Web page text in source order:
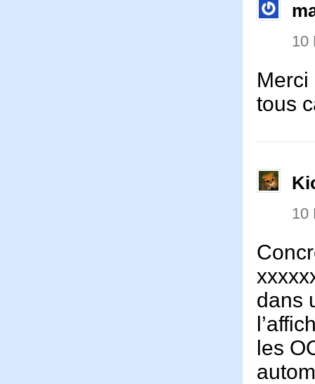
10
Merci
tous
10
dans
les